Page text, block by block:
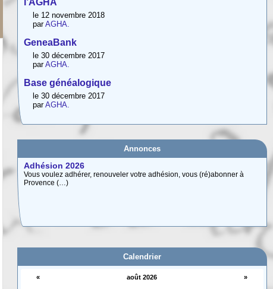
le 12 novembre 2018
parAGHA.
GeneaBank
le 30 décembre 2017
parAGHA.
Base généalogique
le 30 décembre 2017
parAGHA.
Annonces
Adhésion 2026
Vous voulez adhérer, renouveler votre adhésion, vous (ré)abonner à
Carte interactive des Hautes-Alpes
La carte interactive ci-dessous permet de situer facilement une commune
des (…)
Calendrier
« août 2026 »